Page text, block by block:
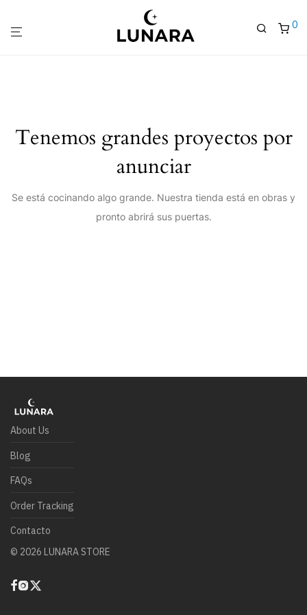
0
Tenemos grandes proyectos por
anunciar
Se está cocinando algo grande. Nuestra tienda está en obras y
pronto abrirá sus puertas.
About Us
Blog
FAQs
Order Tracking
Contacto
© 2026 LUNARA STORE